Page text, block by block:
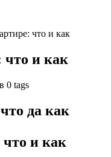
что и как
что и как
0 tags
да как
что и как